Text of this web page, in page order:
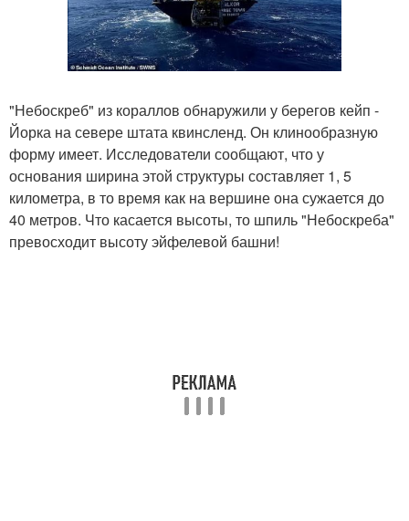
"Небоскреб" из кораллов обнаружили у берегов кейп -
Йорка на севере штата квинсленд. Он клинообразную
форму имеет. Исследователи сообщают, что у
основания ширина этой структуры составляет 1, 5
километра, в то время как на вершине она сужается до
40 метров. Что касается высоты, то шпиль "Небоскреба"
превосходит высоту эйфелевой башни!